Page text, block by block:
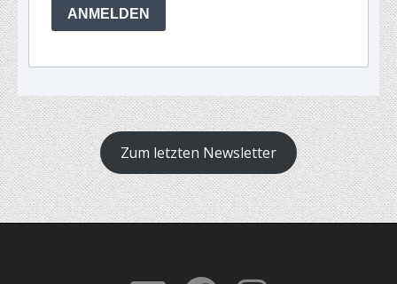
ANMELDEN
Zum letzten Newsletter